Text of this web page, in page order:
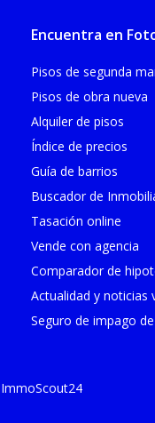
Encuentra en
Pisos de segunda
Pisos de obra nueva
Alquiler de pisos
Índice de precios
Guía de barrios
Buscador de
Tasación online
Vende con agencia
Comparador de
Actualidad y noticias
Seguro de impago
ImmoScout24